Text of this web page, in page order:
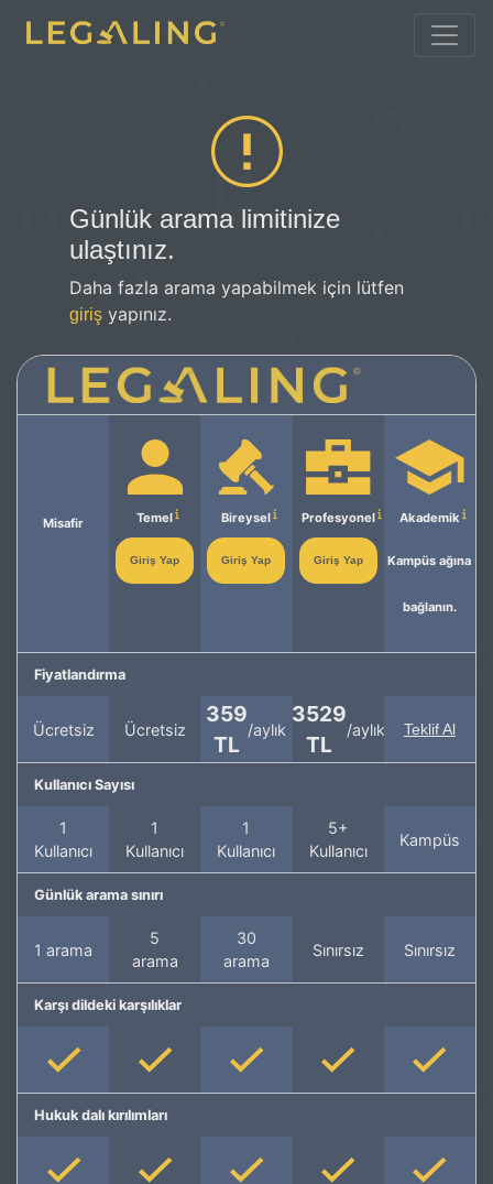
Günlük arama limitinize
ulaştınız.
Daha fazla arama yapabilmek için lütfen
giriş yapınız.
Misafir Temel
Giriş Yap
Bireysel
Giriş Yap
Profesyonel
Giriş Yap
Akademik
Kampüs ağına
bağlanın.
Fiyatlandırma
Ücretsiz Ücretsiz
359
TL
/aylık
3529
TL
/aylık Teklif Al
Kullanıcı Sayısı
1
Kullanıcı
1
Kullanıcı
1
Kullanıcı
5+
Kullanıcı
Kampüs
Günlük arama sınırı
1 arama
5
arama
30
arama
Sınırsız Sınırsız
Karşı dildeki karşılıklar
Hukuk dalı kırılımları